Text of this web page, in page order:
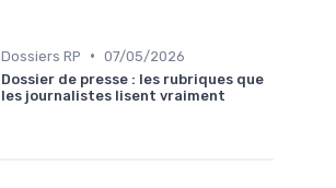
Dossiers RP • 07/05/2026
Dossier de presse : les rubriques que
les journalistes lisent vraiment